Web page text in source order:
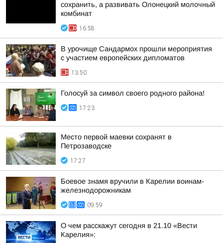
сохранить, а развивать Олонецкий молочный
комбинат
16:58
В урочище Сандармох прошли мероприятия
с участием европейских дипломатов
13:50
Голосуй за символ своего родного района!
17:23
Место первой маевки сохранят в
Петрозаводске
17:27
Боевое знамя вручили в Карелии воинам-
железнодорожникам
09:59
О чем расскажут сегодня в 21.10 «Вести
Карелия»: